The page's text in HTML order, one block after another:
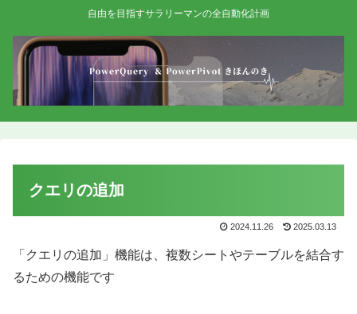
自由を目指すサラリーマンの全自動化計画
クエリの追加
2024.11.26 2025.03.13
「クエリの追加」機能は、複数シートやテーブルを結合す
るための機能です